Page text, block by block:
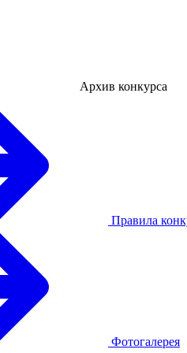
Архив конкурса
Правила
Фотогалерея